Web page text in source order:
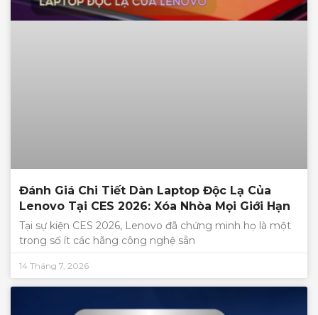
Đánh Giá Chi Tiết Dàn Laptop Độc Lạ Của
Lenovo Tại CES 2026: Xóa Nhòa Mọi Giới Hạn
Tại sự kiện CES 2026, Lenovo đã chứng minh họ là một
trong số ít các hãng công nghệ sẵn
14 Tháng 7, 2026